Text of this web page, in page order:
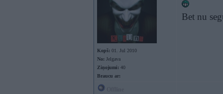
Kopš: 01. Jul 2010
No: Jelgava
Ziņojumi: 40
Braucu ar:
Bet nu